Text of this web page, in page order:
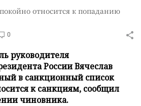
относится к попаданию
0
руководителя
России Вячеслав
в санкционный список
к санкциям, сообщил
чиновника.